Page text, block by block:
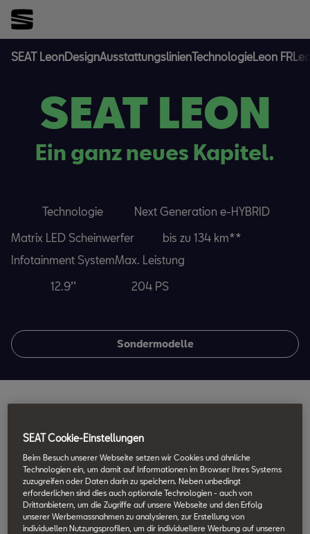
SEAT LeonDesignAusstattungslinienTechnologieLeon FR
SEAT LEON
Ein ganz neues Kapitel.
Technologie
Matrix LED Scheinwerfer
Next Generation e-HYBRID
bis zu 134 km**
Infotainment System
12.9’’
Max. Leistung
204 PS
Sondermodelle
Triff deine Wahl. Wähle deine bevorzugte
Karosseriefarbe und deine eigene Kombination aus
Leichtmetallrädern.
FarbenRäder
SEAT Cookie-Einstellungen
Beim Besuch unserer Webseite setzen wir Cookies und ähnliche
Technologien ein, um damit auf Informationen im Browser Ihres Systems
zuzugreifen oder Daten darin zu speichern. Neben unbedingt
erforderlichen sind dies auch optionale Technologien - auch von
Drittanbietern, um die Zugriffe auf unsere Webseite und den Erfolg
unserer Werbemassnahmen zu analysieren, zur Erstellung von
individuellen Nutzungsprofilen, um dir individuellere Werbung auf unseren